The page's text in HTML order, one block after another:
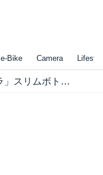
e-Bike Camera
「コカ･コーラ」スリムボトル 鈴鹿8耐オリジナルデザイン価格、販売場所のご案内！